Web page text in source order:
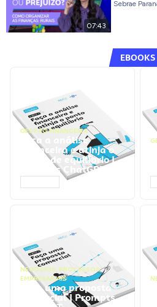
07:43
Sebrae
EBOOKS
GESTÃO FINANCEIRA
Faça a análise
financeira e atinja o
ponto de equilíbrio |
Prompts ChatGPT
NEGÓCIOS, PROCESSOS
EMPRESARIAIS
Faça uma proposta
comercial | Prompts